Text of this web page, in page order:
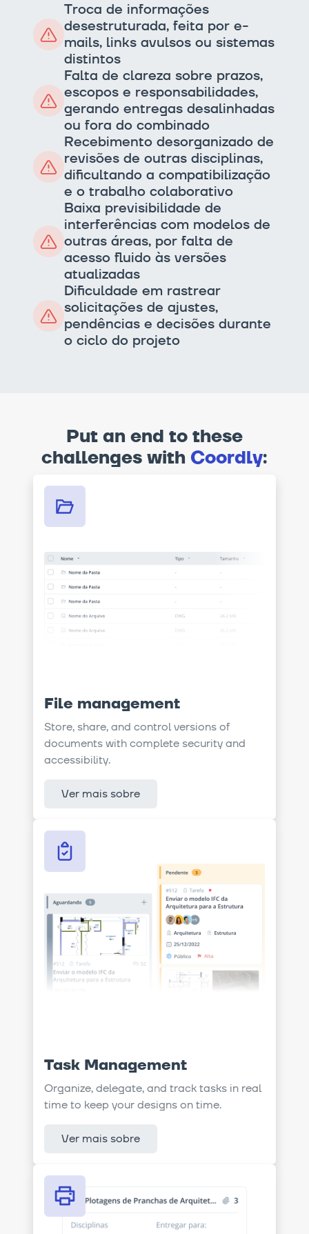
Troca de informações
desestruturada, feita por e-
mails, links avulsos ou sistemas
distintos
Falta de clareza sobre prazos,
escopos e responsabilidades,
gerando entregas desalinhadas
ou fora do combinado
Recebimento desorganizado de
revisões de outras disciplinas,
dificultando a compatibilização
e o trabalho colaborativo
Baixa previsibilidade de
interferências com modelos de
outras áreas, por falta de
acesso fluido às versões
atualizadas
Dificuldade em rastrear
solicitações de ajustes,
pendências e decisões durante
o ciclo do projeto
Put an end to these
challenges with Coordly:
File management
Store, share, and control versions of
documents with complete security and
accessibility.
Ver mais sobre
Task Management
Organize, delegate, and track tasks in real
time to keep your designs on time.
Ver mais sobre